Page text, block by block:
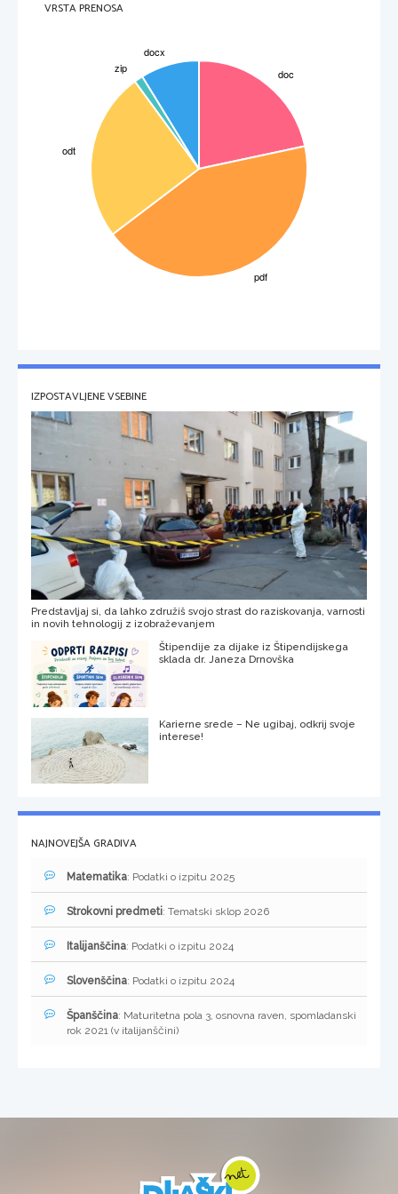
VRSTA PRENOSA
IZPOSTAVLJENE VSEBINE
Predstavljaj si, da lahko združiš svojo strast do raziskovanja, varnosti
in novih tehnologij z izobraževanjem
Štipendije za dijake iz Štipendijskega
sklada dr. Janeza Drnovška
Karierne srede – Ne ugibaj, odkrij svoje
interese!
NAJNOVEJŠA GRADIVA
Matematika: Podatki o izpitu 2025
Strokovni predmeti: Tematski sklop 2026
Italijanščina: Podatki o izpitu 2024
Slovenščina: Podatki o izpitu 2024
Španščina: Maturitetna pola 3, osnovna raven, spomladanski
rok 2021 (v italijanščini)